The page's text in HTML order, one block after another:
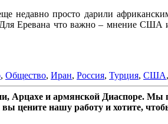
недавно просто дарили
Еревана что важно – мнение США
, Общество, Иран, Россия, Турция, США,
Арцахе и армянской Диаспоре. Мы
цените нашу работу и хотите,